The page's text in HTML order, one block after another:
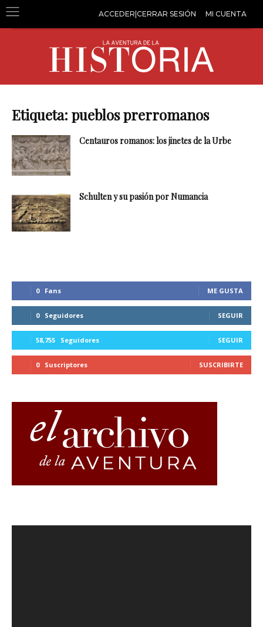
ACCEDER|CERRAR SESIÓN MI CUENTA
Etiqueta: pueblos prerromanos
Centauros romanos: los jinetes de la Urbe
Schulten y su pasión por Numancia
0 Fans ME GUSTA
0 Seguidores SEGUIR
58,755 Seguidores SEGUIR
0 Suscriptores SUSCRIBIRTE